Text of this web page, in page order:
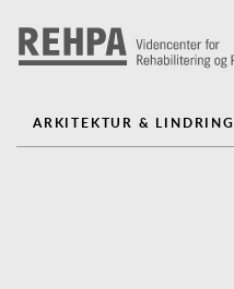
ARKITEKTUR & LINDRING